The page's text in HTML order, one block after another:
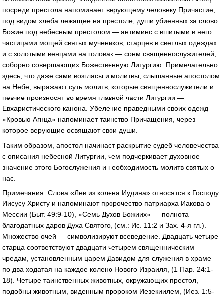
посреди престола напоминает верующему человеку Причастие,
под видом хлеба лежащее на престоле; души убиенных за слово
Божие под небесным престолом — антиминс с вшитыми в него
частицами мощей святых мучеников; старцев в светлых одеждах
и с золотыми венцами на головах — сонм священнослужителей,
соборно совершающих Божественную Литургию. Примечательно
здесь, что даже сами возгласы и молитвы, слышанные апостолом
на Небе, выражают суть молитв, которые священнослужители и
певчие произносят во время главной части Литургии —
Евхаристического канона. Убеление праведными своих одежд
«Кровью Агнца» напоминает таинство Причащения, через
которое верующие освящают свои души.
Таким образом, апостол начинает раскрытие судеб человечества
с описания небесной Литургии, чем подчеркивает духовное
значение этого Богослужения и необходимость молитв святых о
нас.
Примечания. Слова «Лев из колена Иудина» относятся к Господу
Иисусу Христу и напоминают пророчество патриарха Иакова о
Мессии (Быт. 49:9-10), «Семь Духов Божиих» — полнота
благодатных даров Духа Святого, (см.: Ис. 11:2 и Зах. 4-я гл.).
Множество очей — символизируют всеведение. Двадцать четыре
старца соответствуют двадцати четырем священническим
чредам, установленным царем Давидом для служения в храме —
по два ходатая на каждое колено Нового Израиля, (1 Пар. 24:1-
18). Четыре таинственных животных, окружающих престол,
подобны животным, виденным пророком Иезекиилем, (Иез. 1:5-